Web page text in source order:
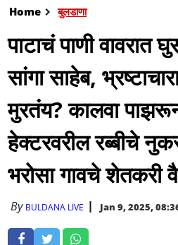
Home बुलडाणा
पाटाचं पाणी वावरात
सांगा साहेब,
मुरतंय? कालवा
हेक्टरवरील रब्बीचे
भरोसा गावचे शेतकरी
By BULDANA LIVE Jan 9, 2025,